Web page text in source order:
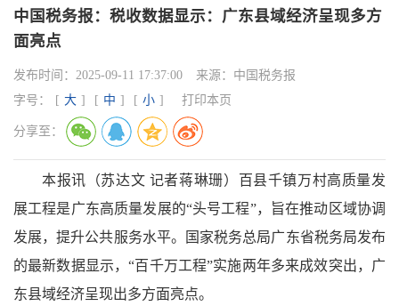
中国税务报：税收数据显示：广东县域经济呈现多方
面亮点
发布时间： 2025-09-11 17:37:00 来源： 中国税务报
字号：
[ 大 ] [ 中 ] [ 小 ] 打印本页
分享至：
本报讯（苏达文 记者蒋琳珊）百县千镇万村高质量发
展工程是广东高质量发展的“头号工程”，旨在推动区域协调
发展，提升公共服务水平。国家税务总局广东省税务局发布
的最新数据显示，“百千万工程”实施两年多来成效突出，广
东县域经济呈现出多方面亮点。